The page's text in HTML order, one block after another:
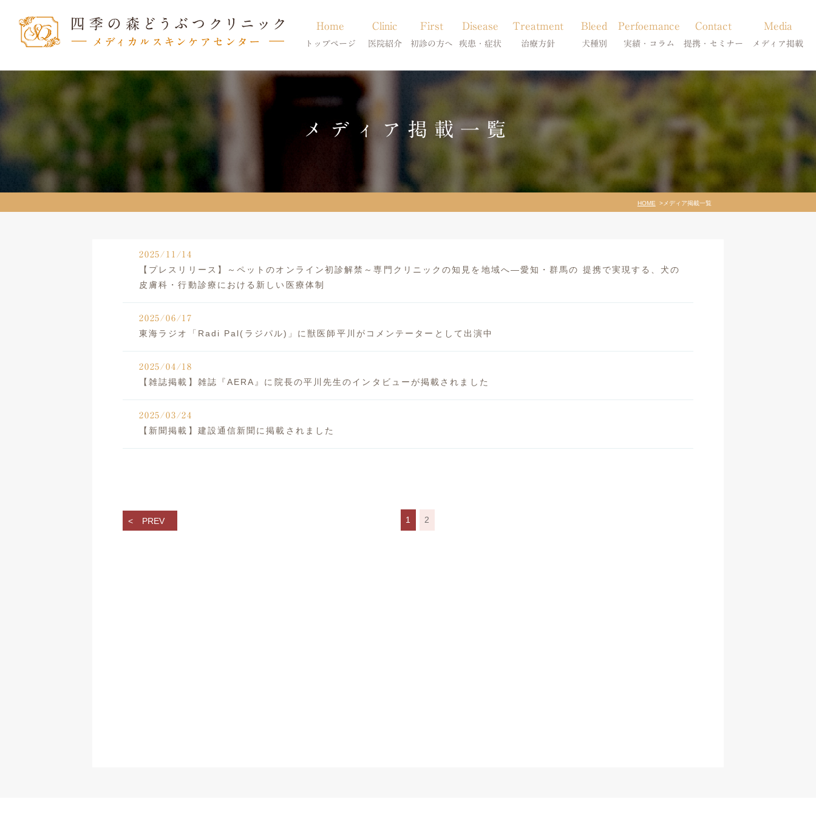
Home
トップページ
Clinic
医院紹介
当院のご紹介
獣医師紹介
First
初診の方へ
初診の方へ
Disease
疾患・症状
アトピー・アレルギー
膿皮症・脂漏症
脱毛症・アロペシアX
アポキルが効かない皮膚病
Treatment
治療方針
体質改善・食事療法
Bleed
犬種別
柴犬の皮膚病
シーズーの皮膚病
フレンチブルドッグの皮膚病
トイプードルの皮膚病
Perfoemance
実績・コラム
症状別
コラム「皮膚科のいろは」
Contact
提携・セミナー
診療提携・セミナー開催
Media
メディア掲載
メディア掲載一覧
HOME メディア掲載一覧
2025/11/14
【プレスリリース】～ペットのオンライン初診解禁～専門クリニックの知見を地域へ—愛知・群馬の 提携で実現する、犬の
皮膚科・行動診療における新しい医療体制
2025/06/17
東海ラジオ「Radi Pal(ラジパル)」に獣医師平川がコメンテーターとして出演中
2025/04/18
【雑誌掲載】雑誌『AERA』に院長の平川先生のインタビューが掲載されました
2025/03/24
【新聞掲載】建設通信新聞に掲載されました
PREV 1 2